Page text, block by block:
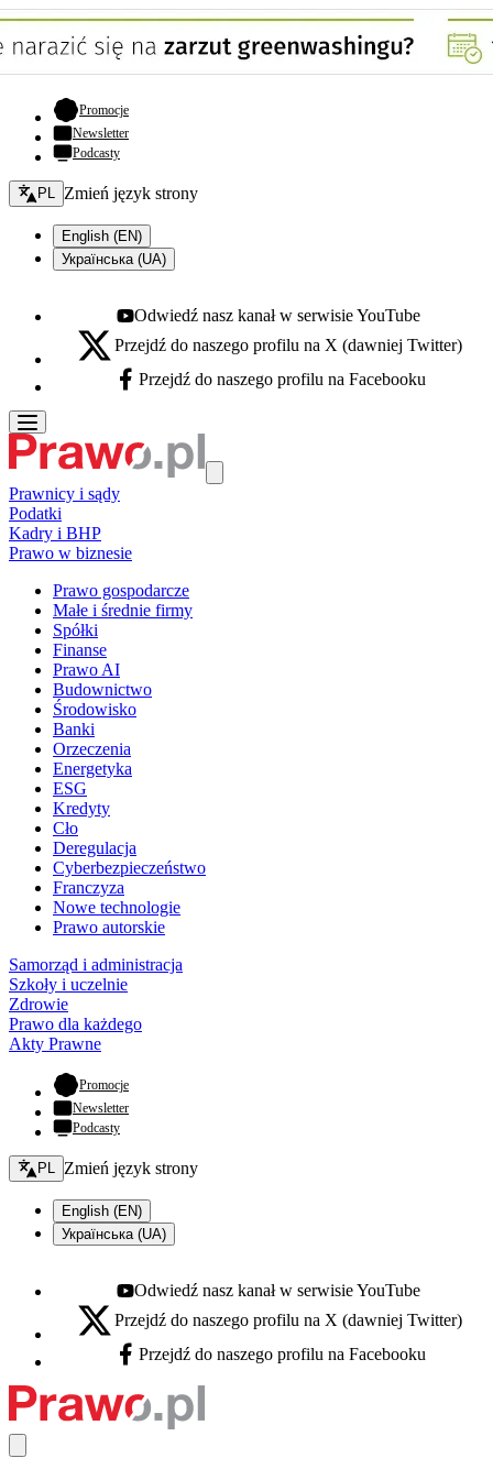
Promocje- otwiera się w nowej karcie
Newsletter
Podcasty
Zmień język - bieżący:
PL Zmień język strony
English (EN)
Українська (UA)
Youtube - otwiera się w nowej karcie
Odwiedź nasz kanał w serwisie YouTube
X - otwiera się w nowej karcie
Przejdź do naszego profilu na X (dawniej Twitter)
Facebook - otwiera się w nowej karcie
Przejdź do naszego profilu na Facebooku
Prawnicy i sądy
Podatki
Kadry i BHP
Prawo w biznesie
Prawo gospodarcze
Małe i średnie firmy
Spółki
Finanse
Prawo AI
Budownictwo
Środowisko
Banki
Orzeczenia
Energetyka
ESG
Kredyty
Cło
Deregulacja
Cyberbezpieczeństwo
Franczyza
Nowe technologie
Prawo autorskie
Samorząd i administracja
Szkoły i uczelnie
Zdrowie
Prawo dla każdego
Akty Prawne
Promocje- otwiera się w nowej karcie
Newsletter
Podcasty
Zmień język - bieżący:
PL Zmień język strony
English (EN)
Українська (UA)
Youtube - otwiera się w nowej karcie
Odwiedź nasz kanał w serwisie YouTube
X - otwiera się w nowej karcie
Przejdź do naszego profilu na X (dawniej Twitter)
Facebook - otwiera się w nowej karcie
Przejdź do naszego profilu na Facebooku